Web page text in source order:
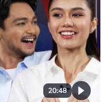
20:48